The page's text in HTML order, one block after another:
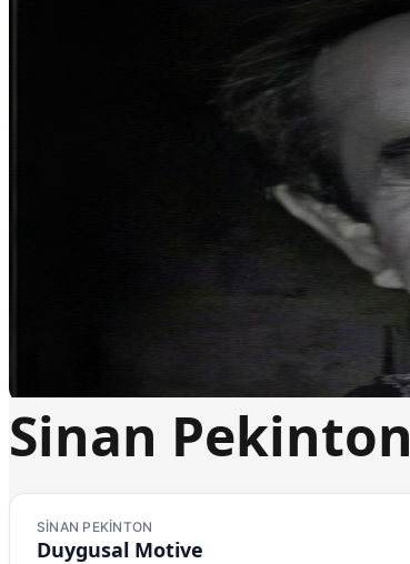
Sinan Pekinton
SINAN PEKINTON
Duygusal Motive